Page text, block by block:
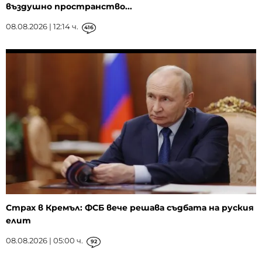
въздушно пространство...
08.08.2026 | 12:14 ч. 416
Страх в Кремъл: ФСБ вече решава съдбата на руския
елит
08.08.2026 | 05:00 ч. 92